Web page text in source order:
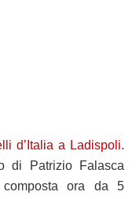
d’Italia a Ladispoli.
di Patrizio Falasca
ora da 5